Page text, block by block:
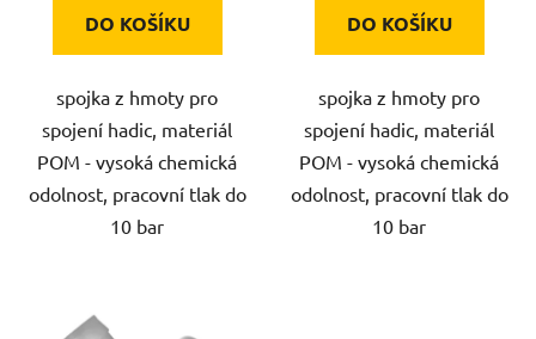
DO KOŠÍKU
spojka z hmoty pro
spojení hadic, materiál
POM - vysoká chemická
odolnost, pracovní tlak do
10 bar
DO KOŠÍKU
spojka z hmoty pro
spojení hadic, materiál
POM - vysoká chemická
odolnost, pracovní tlak do
10 bar